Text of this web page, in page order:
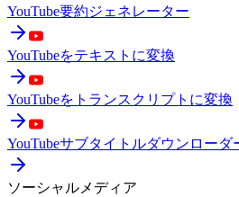
YouTube要約ジェネレーター
YouTubeをテキストに変換
YouTubeをトランスクリプトに変換
YouTubeサブタイトルダウンローダ
ソーシャルメディア